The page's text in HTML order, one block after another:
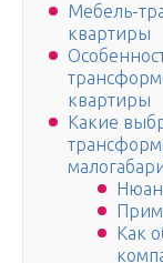
Мебель-
квартиры
квартиры
Какие
Как